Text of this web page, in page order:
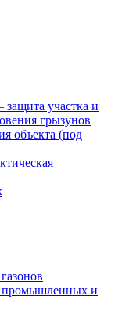
защита участка и
грызунов
объекта (под
промышленных и